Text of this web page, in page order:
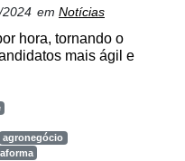
2024 em Notícias
hora, tornando o
mais ágil e
agronegócio